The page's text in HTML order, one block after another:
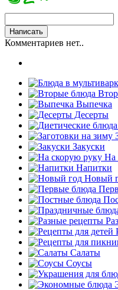
Комментариев нет..
Выпечка
Десерты
Закуски
На
Напитки
Новый
Салаты
Соусы